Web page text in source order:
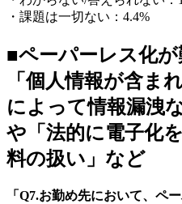
・課題は一切ない：4.4%
■ペーパーレス化が
「個人情報が含ま
によって情報漏洩
や「法的に電子化
料の扱い」など
「Q7.お勤め先において、ペ